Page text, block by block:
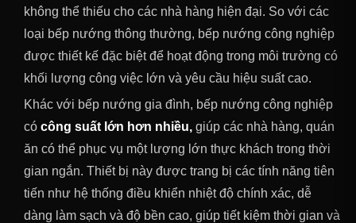
không thể thiếu cho các nhà hàng hiện đại. So với các
loại bếp nướng thông thường, bếp nướng công nghiệp
được thiết kế đặc biệt để hoạt động trong môi trường có
khối lượng công việc lớn và yêu cầu hiệu suất cao.
Khác với bếp nướng gia đình, bếp nướng công nghiệp
có công suất lớn hơn nhiều, giúp các nhà hàng, quán
ăn có thể phục vụ một lượng lớn thực khách trong thời
gian ngắn. Thiết bị này được trang bị các tính năng tiên
tiến như hệ thống điều khiển nhiệt độ chính xác, dễ
dàng làm sạch và độ bền cao, giúp tiết kiệm thời gian và